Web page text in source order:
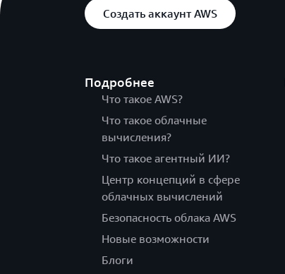
Создать аккаунт AWS
Подробнее
Что такое AWS?
Что такое облачные
вычисления?
Что такое агентный ИИ?
Центр концепций в сфере
облачных вычислений
Безопасность облака AWS
Новые возможности
Блоги